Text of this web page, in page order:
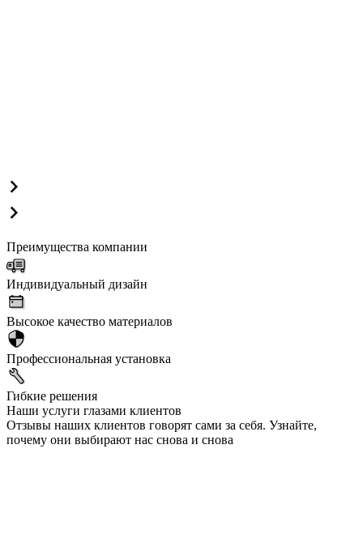
Преимущества компании
Индивидуальный дизайн
Высокое качество материалов
Профессиональная установка
Гибкие решения
Наши услуги глазами клиентов
Отзывы наших клиентов говорят сами за себя. Узнайте,
почему они выбирают нас снова и снова